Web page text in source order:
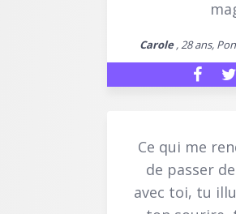
Carole, 28 ans,
Ce qui me
de passer
avec toi, tu